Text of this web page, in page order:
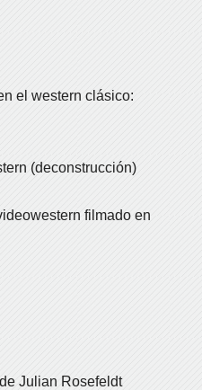
el western clásico:
(deconstrucción)
filmado en
Julian Rosefeldt